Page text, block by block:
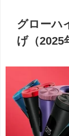
グローハ
げ（2025